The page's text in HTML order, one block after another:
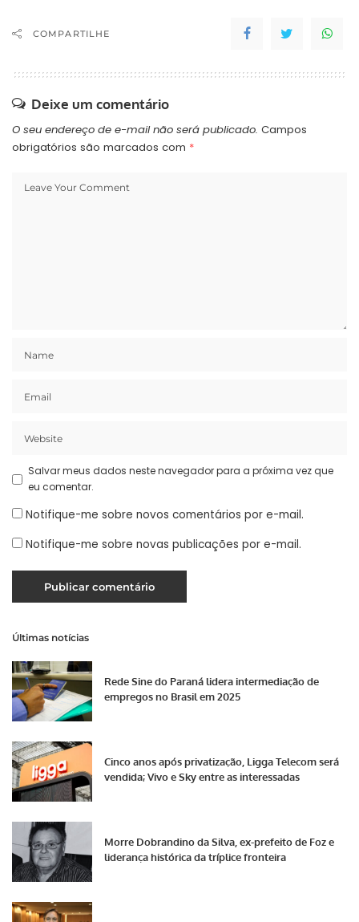
COMPARTILHE
Deixe um comentário
O seu endereço de e-mail não será publicado. Campos
obrigatórios são marcados com *
Salvar meus dados neste navegador para a próxima vez que
eu comentar.
Notifique-me sobre novos comentários por e-mail.
Notifique-me sobre novas publicações por e-mail.
Últimas notícias
Rede Sine do Paraná lidera intermediação de
empregos no Brasil em 2025
Cinco anos após privatização, Ligga Telecom será
vendida; Vivo e Sky entre as interessadas
Morre Dobrandino da Silva, ex-prefeito de Foz e
liderança histórica da tríplice fronteira